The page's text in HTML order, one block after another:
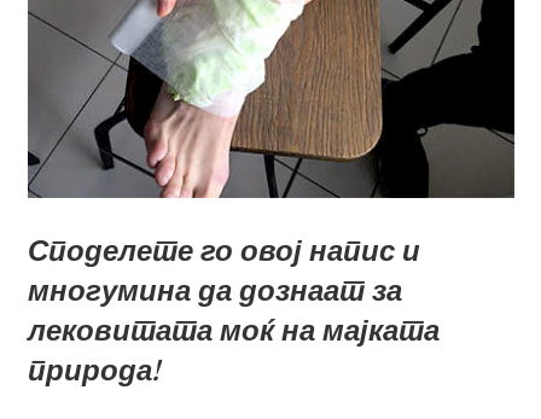
Споделете го овој напис и
многумина да дознаат за
лековитата моќ на мајката
природа!